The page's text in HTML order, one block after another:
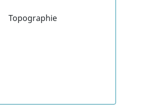
Topographie